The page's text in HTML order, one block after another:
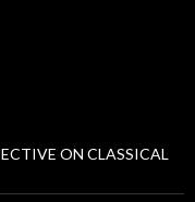
ON CLASSICAL